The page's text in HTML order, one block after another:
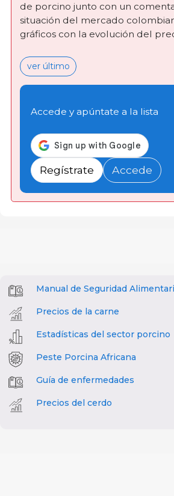
de porcino junto con un
situación del mercado
gráficos con la evolución del
ver último
Accede y apúntate a la lista
Regístrate Accede
Manual de Seguridad
Precios de la carne
Estadísticas del sector porcino
Peste Porcina Africana
Guía de enfermedades
Precios del cerdo